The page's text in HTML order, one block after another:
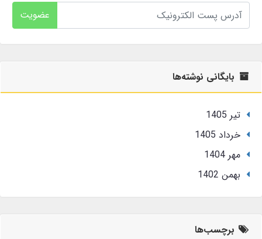
عضویت
بایگانی نوشته‌ها
تير 1405
خرداد 1405
مهر 1404
بهمن 1402
برچسب‌ها